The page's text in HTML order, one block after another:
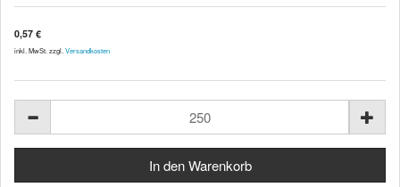
0,57 €
inkl. MwSt. zzgl. Versandkosten